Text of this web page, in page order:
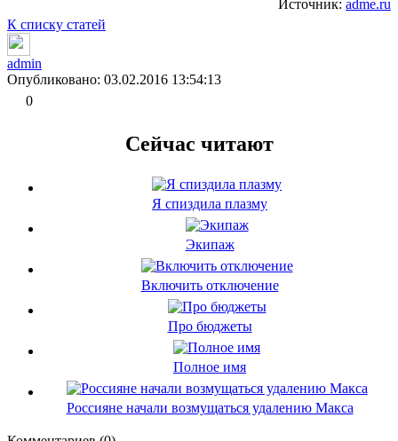
Источник: adme.ru
К списку статей
admin
Опубликовано: 03.02.2016 13:54:13
0
Сейчас читают
Я спиздила плазму
Экипаж
Включить отключение
Про бюджеты
Полное имя
Россияне начали возмущаться удалению Макса